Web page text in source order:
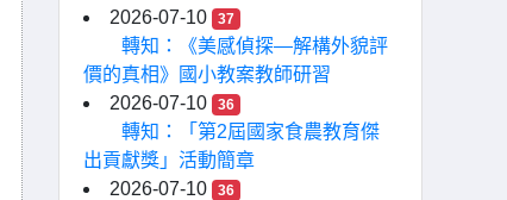
2026-07-10
37
轉知：《美感偵探—解構外貌評
價的真相》國小教案教師研習
2026-07-10
36
轉知：「第2屆國家食農教育傑
出貢獻獎」活動簡章
2026-07-10
36